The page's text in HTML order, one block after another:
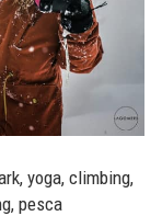
yoga, climbing,
pesca